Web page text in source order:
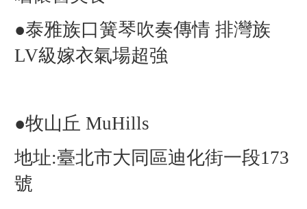
●泰雅族口簧琴吹奏傳情 排灣族
LV級嫁衣氣場超強
●牧山丘 MuHills
地址:臺北市大同區迪化街一段173
號